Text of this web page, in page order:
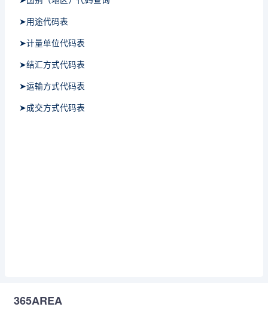
➤用途代码表
➤计量单位代码表
➤结汇方式代码表
➤运输方式代码表
➤成交方式代码表
365AREA